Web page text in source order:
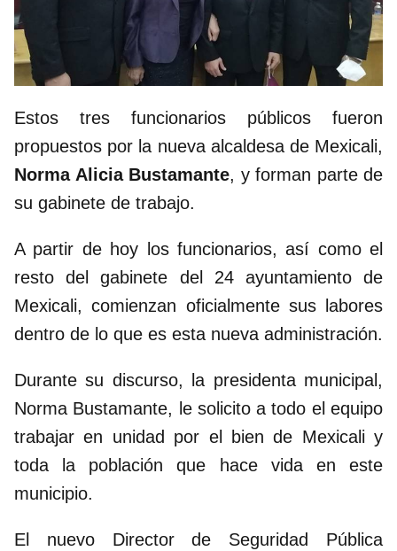
Estos tres funcionarios públicos fueron
propuestos por la nueva alcaldesa de Mexicali,
Norma Alicia Bustamante, y forman parte de
su gabinete de trabajo.
A partir de hoy los funcionarios, así como el
resto del gabinete del 24 ayuntamiento de
Mexicali, comienzan oficialmente sus labores
dentro de lo que es esta nueva administración.
Durante su discurso, la presidenta municipal,
Norma Bustamante, le solicito a todo el equipo
trabajar en unidad por el bien de Mexicali y
toda la población que hace vida en este
municipio.
El nuevo Director de Seguridad Pública